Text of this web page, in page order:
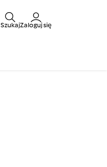
SzukajZaloguj się